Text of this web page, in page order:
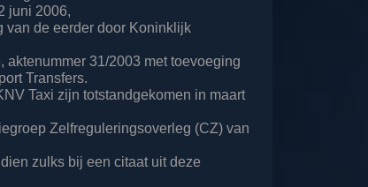
juni 2006,
van de eerder door Koninklijk
aktenummer 31/2003 met toevoeging
Transfers.
Taxi zijn totstandgekomen in maart
Zelfreguleringsoverleg (CZ) van
zulks bij een citaat uit deze